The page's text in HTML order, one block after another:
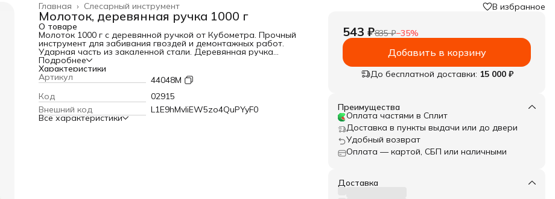
Слесарный инструмент
Главная ›
Молоток, деревянная ручка 1000 г
О товаре
Молоток 1000 г с деревянной ручкой от Кубометра. Прочный
инструмент для забивания гвоздей и демонтажных работ.
Ударная часть из закаленной стали. Деревянная ручка
обеспечивает надежный хват. Купить молоток во Владимире с
доставкой.
Подробнее
Характеристики
Артикул
44048М
Код
02915
Внешний код
L1E9hMvliEW5zo4QuPYyF0
Все характеристики
В избранное
543 ₽835 ₽−35%
Добавить в корзину
До бесплатной доставки: 15 000 ₽
Преимущества
Оплата частями в Сплит
Доставка в пункты выдачи или до двери
Удобный возврат
Оплата — картой, СБП или наличными
Доставка